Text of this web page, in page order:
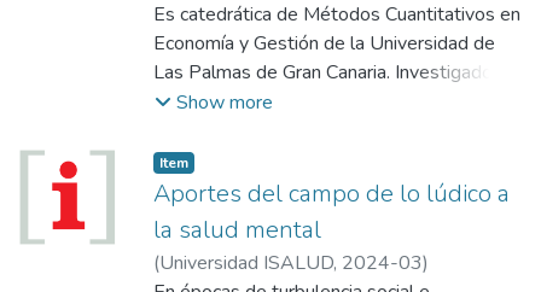
López Valcárcel, Beatriz
Es catedrática de Métodos Cuantitativos en
Economía y Gestión de la Universidad de
Las Palmas de Gran Canaria. Investigadora
en economía de la salud, en temas
medicamentos, y recursos humanos. En
2015, fue distinguida como profesora
Honoris Causa por la Universidad ISALUD.
Show more
Item
Aportes del campo de lo lúdico a
la salud mental
(Universidad ISALUD, 2024-03)